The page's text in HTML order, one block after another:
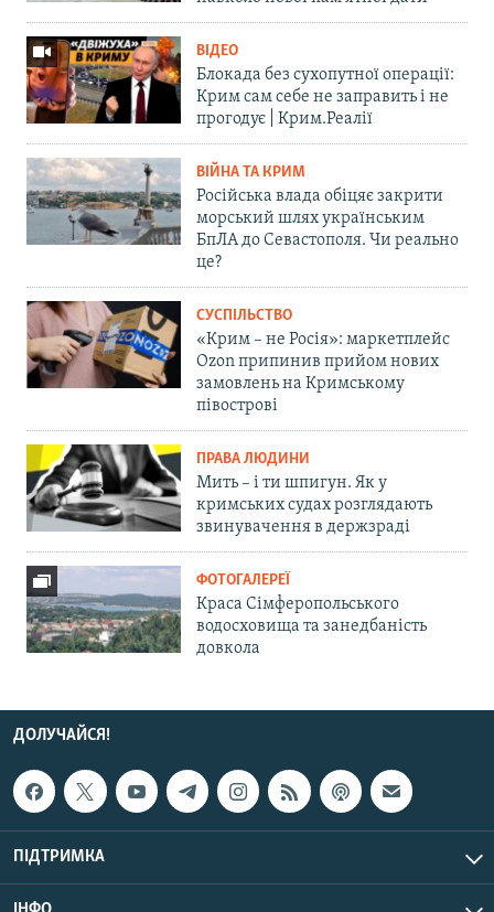
ВІДЕО
Блокада без сухопутної операції:
Крим сам себе не заправить і не
прогодує | Крим.Реалії
ВІЙНА ТА КРИМ
Російська влада обіцяє закрити
морський шлях українським
БпЛА до Севастополя. Чи реально
це?
СУСПІЛЬСТВО
«Крим – не Росія»: маркетплейс
Ozon припинив прийом нових
замовлень на Кримському
півострові
ПРАВА ЛЮДИНИ
Мить – і ти шпигун. Як у
кримських судах розглядають
звинувачення в держзраді
ФОТОГАЛЕРЕЇ
Краса Сімферопольського
водосховища та занедбаність
довкола
ДОЛУЧАЙСЯ!
ПІДТРИМКА